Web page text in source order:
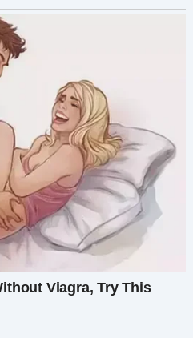
должен был быть её
Вместо этого он вёл
подросток.
его на кухне: он
пока на его тарелке
я, стараясь сохранять
Майе рожать со
бы тебе начать хоть
в порядке. Это женское
справилась и
«Ты считаешь, с ней
таскать бельё,
к родам — это